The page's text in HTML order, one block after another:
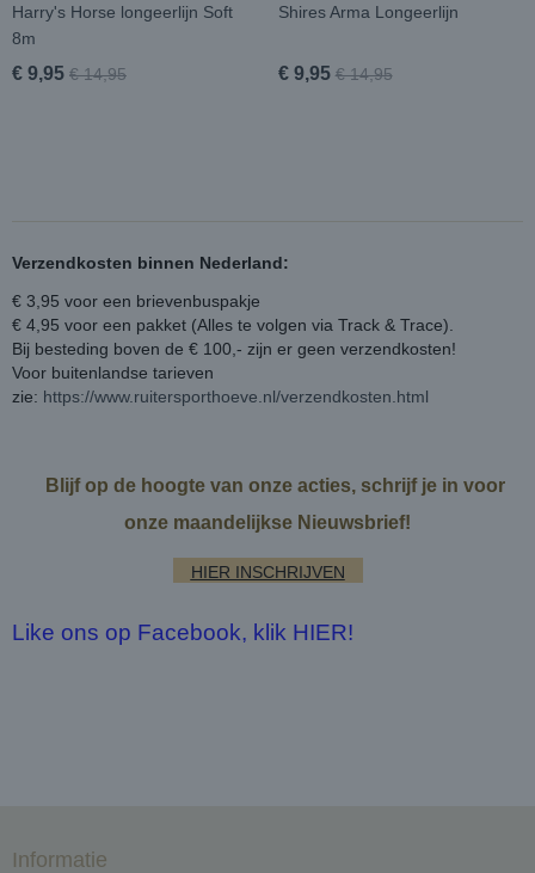
Harry's Horse longeerlijn Soft
8m
€ 9,95 € 14,95
Shires Arma Longeerlijn
€ 9,95 € 14,95
Verzendkosten binnen Nederland:
€ 3,95 voor een brievenbuspakje
€ 4,95 voor een pakket (Alles te volgen via Track & Trace).
Bij besteding boven de € 100,- zijn er geen verzendkosten!
Voor buitenlandse tarieven
zie: https://www.ruitersporthoeve.nl/verzendkosten.html
Blijf op de hoogte van onze acties, schrijf je in voor
onze maandelijkse Nieuwsbrief!
HIER INSCHRIJVEN
Like ons op Facebook, klik HIER!
Informatie